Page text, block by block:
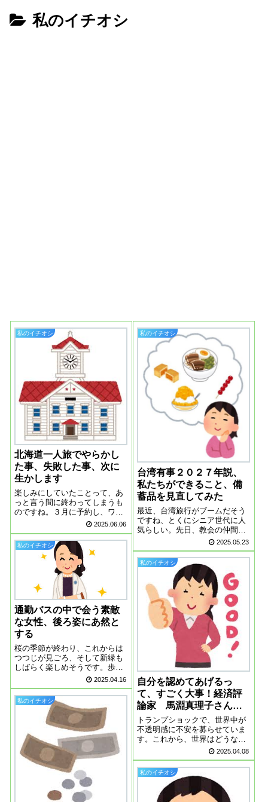
私のイチオシ
私のイチオシ
北海道一人旅でやらかし
た事、失敗した事、次に
生かします
楽しみにしていたことって、あ
っと言う間に終わってしまうも
のですね。３月に予約し、ワク
ワク楽しみにしていた北海道一
人旅、一泊二日はあまりにも短
すぎたけれど、飛行機に一人で
乗れたこと。６０代で北海道へ
行けた事実は、一人旅の自信に
つながった気がし...
2025.06.06
私のイチオシ
台湾有事２０２７年説、
私たちができること、備
蓄品を見直してみた
最近、台湾旅行がブームだそう
ですね、とくにシニア世代に人
気らしい。先日、教会の仲間に
台湾のお土産でパイナップルケ
ーキをいただきました。ずっし
りと重くて甘ーいお菓子でし
た。パイナップルケーキ 1100円
~ 3個 10個 20個 50個 台湾製...
2025.05.23
私のイチオシ
通勤バスの中で会う素敵
な女性、後ろ姿にあ然と
する
桜の季節が終わり、これからは
つつじが見ごろ、そして新緑も
しばらく楽しめそうです。歩く
のにちょうど良い季節です。私
は今、職場まで往復バスで通っ
ているのですが、同じ時間に乗
ると、だいたい同じメンバーが
乗っています。バスの中で会
う、素敵な女性。そ...
2025.04.16
私のイチオシ
自分を認めてあげるっ
て、すごく大事！経済評
論家 馬淵真理子さんの
言葉
トランプショックで、世界中が
不透明感に不安を募らせていま
す。これから、世界はどうなっ
てしまうのでしょうか。関税に
関して、イマイチ内容がわから
なかったので、YouTubeで動画
を見て勉強しました。その中で
もわかりやすかったのが、経済
評論家馬淵...
2025.04.08
私のイチオシ
私のイチオシ